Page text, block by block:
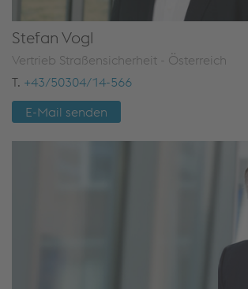
Stefan Vogl
Vertrieb Straßensicherheit - Österreich
T. +43/50304/14-566
E-Mail senden